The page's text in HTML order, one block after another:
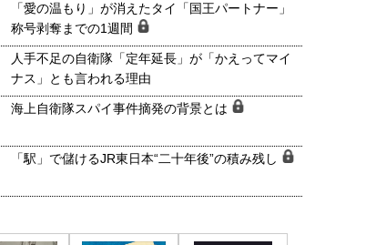
「愛の温もり」が消えたタイ「国王パートナー」
称号剥奪までの1週間
人手不足の自衛隊「定年延長」が「かえってマイ
ナス」とも言われる理由
海上自衛隊スパイ事件摘発の背景とは
「駅」で儲けるJR東日本“二十年後”の積み残し